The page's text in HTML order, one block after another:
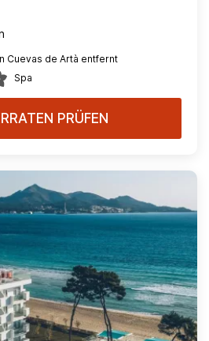
Cuevas de Artà entfernt
Spa
PRÜFEN